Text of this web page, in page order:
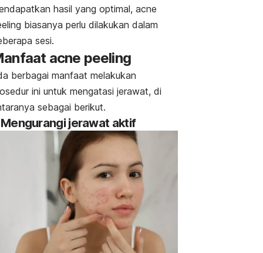
hasil yang optimal, acne
biasanya perlu dilakukan dalam
sesi.
acne peeling
berbagai manfaat melakukan
ini untuk mengatasi jerawat, di
sebagai berikut.
Mengurangi jerawat aktif